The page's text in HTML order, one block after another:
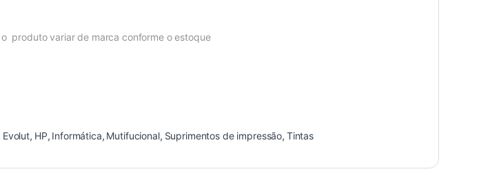
produto variar de marca conforme o estoque
Evolut, HP, Informática, Mutifucional, Suprimentos de impressão, Tintas